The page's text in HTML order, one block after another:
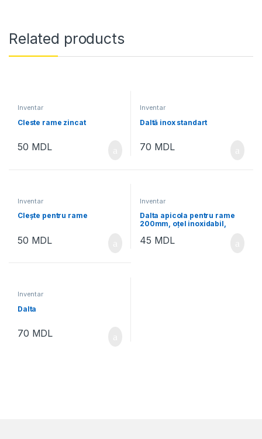
Related products
Inventar
Cleste rame zincat
50 MDL
Inventar
Daltă inox standart
70 MDL
Inventar
Clește pentru rame
50 MDL
Inventar
Dalta apicola pentru rame
200mm, oțel inoxidabil,
45 MDL
Inventar
Dalta
70 MDL